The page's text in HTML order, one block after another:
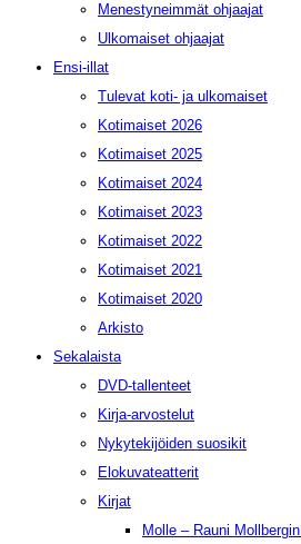
Menestyneimmät ohjaajat
Ulkomaiset ohjaajat
Ensi-illat
Tulevat koti- ja ulkomaiset
Kotimaiset 2026
Kotimaiset 2025
Kotimaiset 2024
Kotimaiset 2023
Kotimaiset 2022
Kotimaiset 2021
Kotimaiset 2020
Arkisto
Sekalaista
DVD-tallenteet
Kirja-arvostelut
Nykytekijöiden suosikit
Elokuvateatterit
Kirjat
Molle – Rauni